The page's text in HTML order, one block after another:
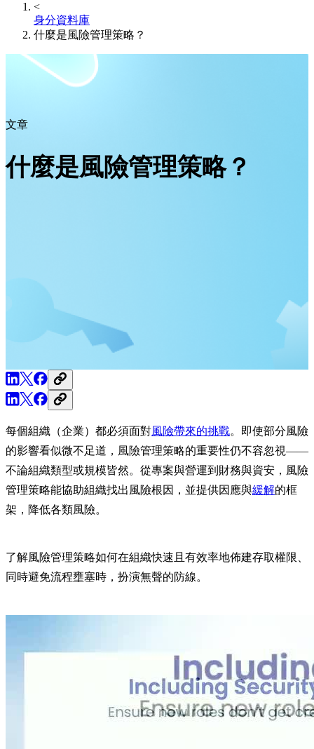
<
身分資料庫
什麼是風險管理策略？
文章
什麼是風險管理策略？
每個組織（企業）都必須面對風險帶來的挑戰。即使部分風險
的影響看似微不足道，風險管理策略的重要性仍不容忽視——
不論組織類型或規模皆然。從專案與營運到財務與資安，風險
管理策略能協助組織找出風險根因，並提供因應與緩解的框
架，降低各類風險。
了解風險管理策略如何在組織快速且有效率地佈建存取權限、
同時避免流程壅塞時，扮演無聲的防線。